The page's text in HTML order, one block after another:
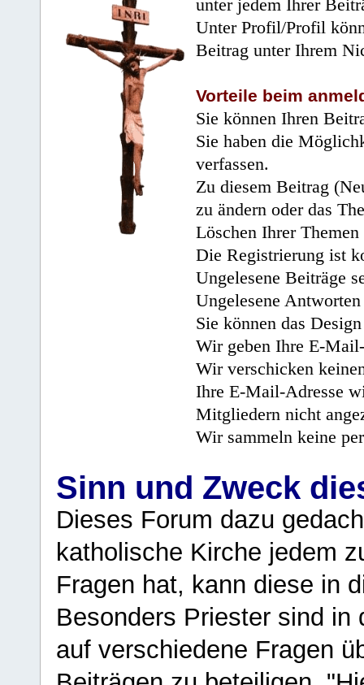
unter jedem Ihrer
Unter Profil/Profil
Beitrag unter Ihrem
Vorteile beim
Sie können Ihren
Sie haben die
verfassen.
Zu diesem Beitrag
zu ändern oder das
Löschen Ihrer
Die Registrierung ist
Ungelesene Beiträge
Ungelesene
Sie können das
Wir geben Ihre E-
Wir verschicken
Ihre E-Mail-Adresse
Mitgliedern nicht
Wir sammeln keine
Sinn und Zweck
Dieses Forum dazu
katholische Kirche jedem
Fragen hat, kann diese in
Besonders Priester sind in
auf verschiedene Fragen